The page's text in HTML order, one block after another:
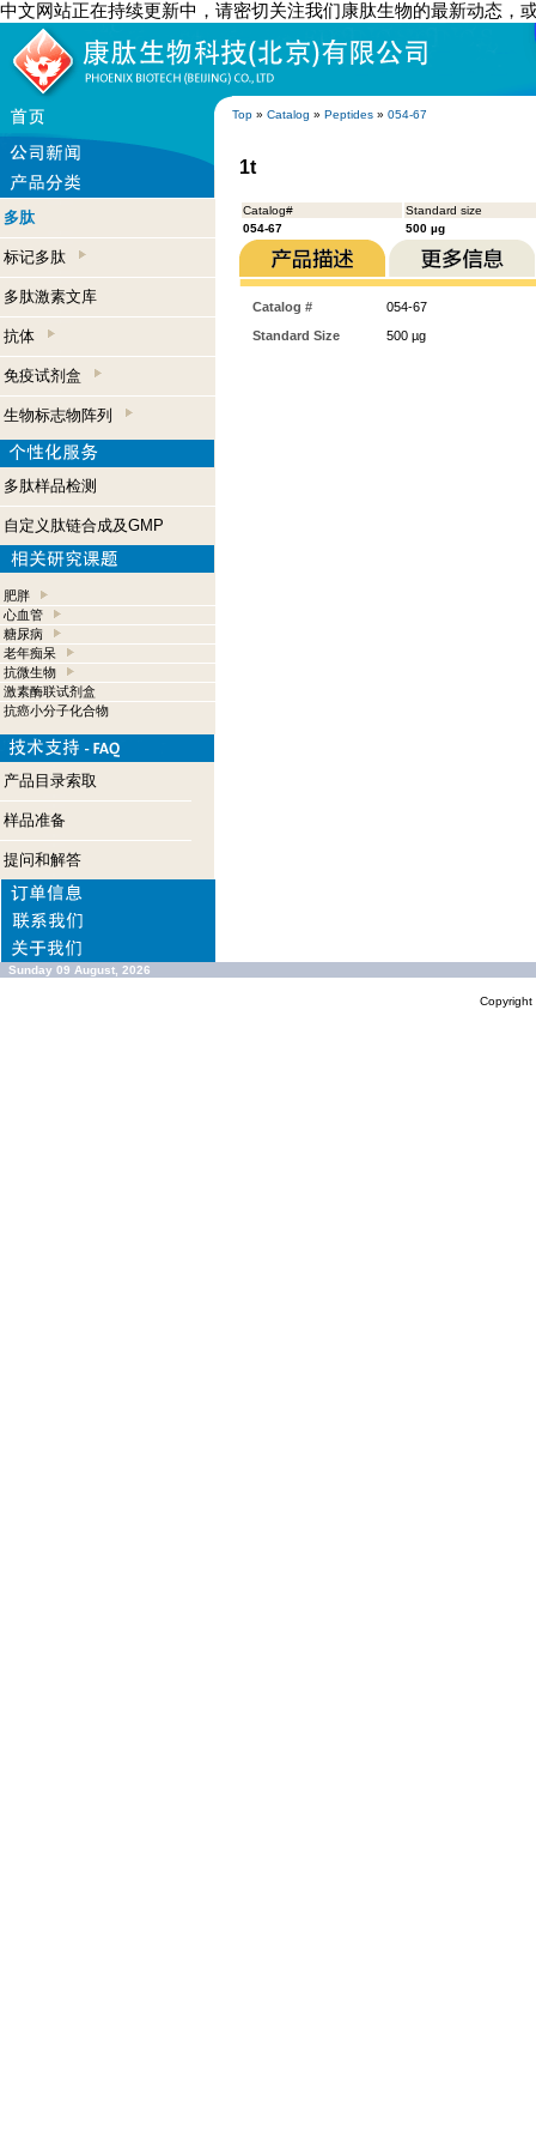
中文网站正在持续更新中，请密切关注我们康肽生物的最新动态，
Top » Catalog » Peptides » 054-67
多肽
标记多肽
多肽激素文库
抗体
免疫试剂盒
生物标志物阵列
多肽样品检测
自定义肽链合成及GMP
肥胖
心血管
糖尿病
老年痴呆
抗微生物
激素酶联试剂盒
抗癌小分子化合物
产品目录索取
样品准备
提问和解答
1t
Catalog#
Standard size
054-67
500 µg
Catalog #
054-67
Standard Size
500 µg
Sunday 09 August, 2026